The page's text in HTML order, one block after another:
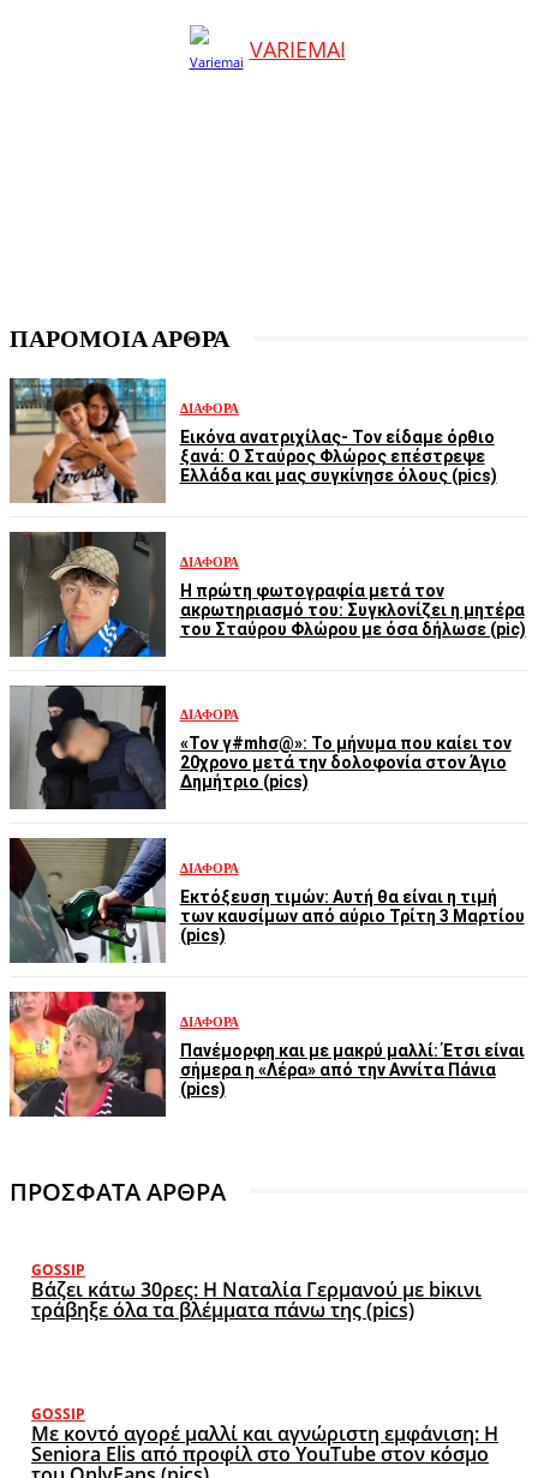
VARIEMAI
ΠΑΡΟΜΟΙΑ ΑΡΘΡΑ
ΔΙΆΦΟΡΑ
Εικόνα ανατριχίλας- Τον είδαμε όρθιο
ξανά: Ο Σταύρος Φλώρος επέστρεψε
Ελλάδα και μας συγκίνησε όλους (pics)
ΔΙΆΦΟΡΑ
Η πρώτη φωτογραφία μετά τον
ακρωτηριασμό του: Συγκλονίζει η μητέρα
του Σταύρου Φλώρου με όσα δήλωσε (pic)
ΔΙΆΦΟΡΑ
«Τον γ#mhσ@»: Το μήνυμα που καίει τον
20χρονο μετά την δολοφονία στον Άγιο
Δημήτριο (pics)
ΔΙΆΦΟΡΑ
Εκτόξευση τιμών: Αυτή θα είναι η τιμή
των καυσίμων από αύριο Τρίτη 3 Μαρτίου
(pics)
ΔΙΆΦΟΡΑ
Πανέμορφη και με μακρύ μαλλί: Έτσι είναι
σήμερα η «Λέρα» από την Αννίτα Πάνια
(pics)
ΠΡΟΣΦΑΤΑ ΑΡΘΡΑ
GOSSIP
Βάζει κάτω 30ρες: Η Ναταλία Γερμανού με biκινι
τράβηξε όλα τα βλέμματα πάνω της (pics)
GOSSIP
Με κοντό αγορέ μαλλί και αγνώριστη εμφάνιση: Η
Seniora Elis από προφίλ στο YouTube στον κόσμο